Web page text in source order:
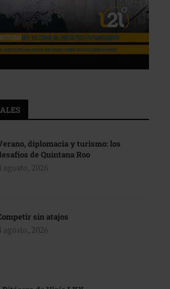
diplomacia y turismo: los
de Quintana Roo
4 agosto, 2026
sin atajos
4 agosto, 2026